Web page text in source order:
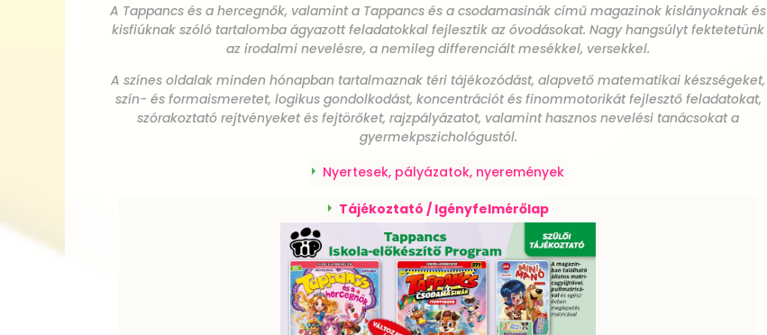
A Tappancs és a hercegnők, valamint a Tappancs és a csodamasinák című magazinok kislányoknak és
kisfiúknak szóló tartalomba ágyazott feladatokkal fejlesztik az óvodásokat. Nagy hangsúlyt fektetetünk
az irodalmi nevelésre, a nemileg differenciált mesékkel, versekkel.
A színes oldalak minden hónapban tartalmaznak téri tájékozódást, alapvető matematikai készségeket,
szín- és formaismeretet, logikus gondolkodást, koncentrációt és finommotorikát fejlesztő feladatokat,
szórakoztató rejtvényeket és fejtörőket, rajzpályázatot, valamint hasznos nevelési tanácsokat a
gyermekpszichológustól.
Nyertesek, pályázatok, nyeremények
Tájékoztató / Igényfelmérőlap